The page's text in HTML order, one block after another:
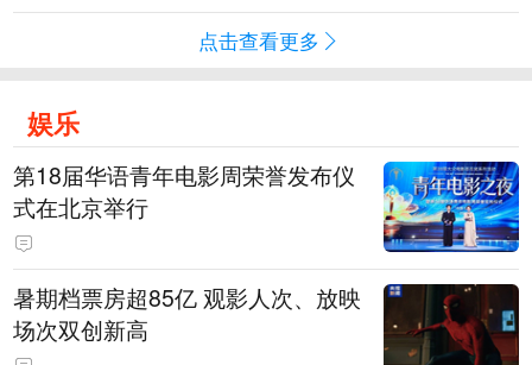
点击查看更多
娱乐
第18届华语青年电影周荣誉发布仪
式在北京举行
暑期档票房超85亿 观影人次、放映
场次双创新高